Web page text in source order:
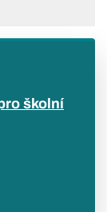
školní